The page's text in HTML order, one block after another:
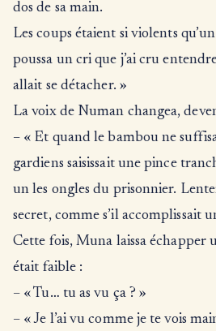
dos de sa main.
Les coups étaient si violents
poussa un cri que j’ai cru
allait se détacher. »
La voix de Numan changea,
– « Et quand le bambou ne
gardiens saisissait une pince
un les ongles du prisonnier.
secret, comme s’il accomplissait
Cette fois, Muna laissa échapper
était faible :
– « Tu… tu as vu ça ? »
– « Je l’ai vu comme je te vois